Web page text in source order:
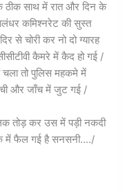
ठीक साथ में रात और दिन के
कमिश्नरेट की सुस्त
से चोरी कर नो दो ग्यारह
कैमरे में कैद हो गई /
चला तो पुलिस महकमे में
और जाँच में जुट गई /
तोड़ कर उस में पड़ी नकदी
में फैल गई है सनसनी…./